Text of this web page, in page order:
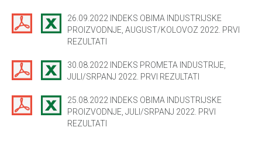
26.09.2022 INDEKS OBIMA INDUSTRIJSKE
PROIZVODNJE, AUGUST/KOLOVOZ 2022. PRVI
REZULTATI
30.08.2022 INDEKS PROMETA INDUSTRIJE,
JULI/SRPANJ 2022. PRVI REZULTATI
25.08.2022 INDEKS OBIMA INDUSTRIJSKE
PROIZVODNJE, JULI/SRPANJ 2022. PRVI
REZULTATI